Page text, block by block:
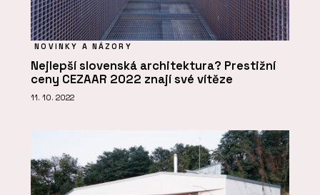
NOVINKY A NÁZORY
Nejlepší slovenská architektura? Prestižní
ceny CEZAAR 2022 znají své vítěze
11. 10. 2022